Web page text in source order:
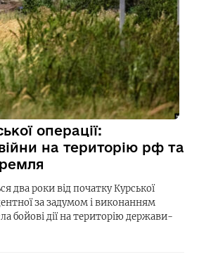
операції:
на територію рф та
два роки від початку Курської
за задумом і виконанням
бойові дії на територію держави-